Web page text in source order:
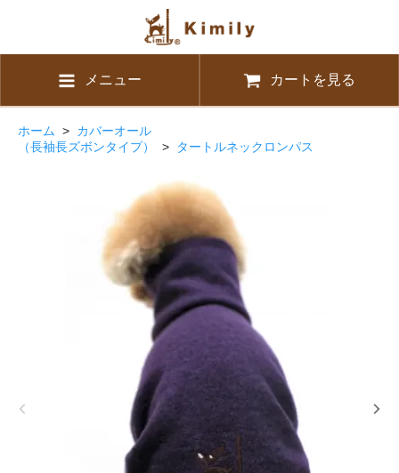
メニュー カートを見る
ホーム > カバーオール
（長袖長ズボンタイプ）
> タートルネックロンパス